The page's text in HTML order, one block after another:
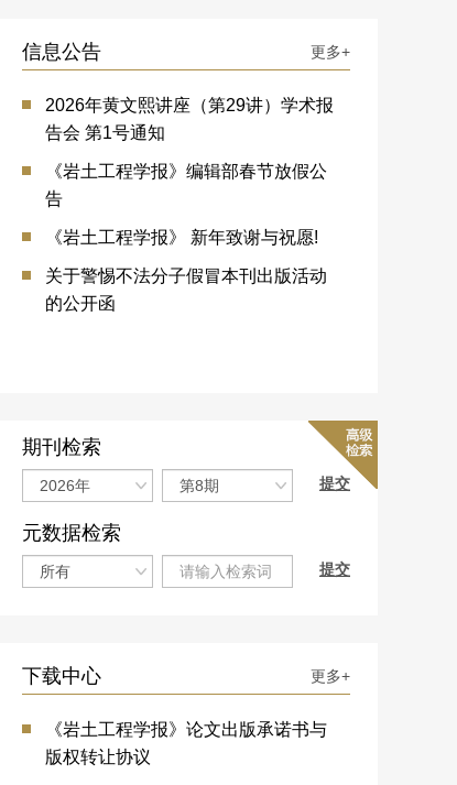
信息公告 更多+
2026年黄文熙讲座（第29讲）学术报
告会 第1号通知
《岩土工程学报》编辑部春节放假公
告
《岩土工程学报》 新年致谢与祝愿!
关于警惕不法分子假冒本刊出版活动
的公开函
期刊检索
元数据检索
下载中心 更多+
《岩土工程学报》论文出版承诺书与
版权转让协议